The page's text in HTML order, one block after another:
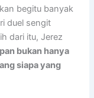
begitu banyak
duel sengit
dari itu, Jerez
bukan hanya
siapa yang